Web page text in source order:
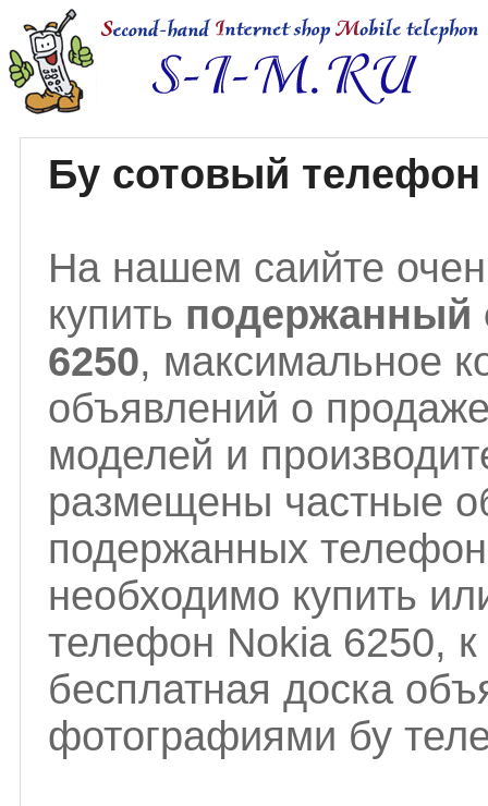
Бу сотовый телефон
На нашем саийте
купить подержанный
6250, максимальное
объявлений о
моделей и
размещены частные
подержанных
необходимо купить
телефон Nokia 6250,
бесплатная доска
фотографиями бу